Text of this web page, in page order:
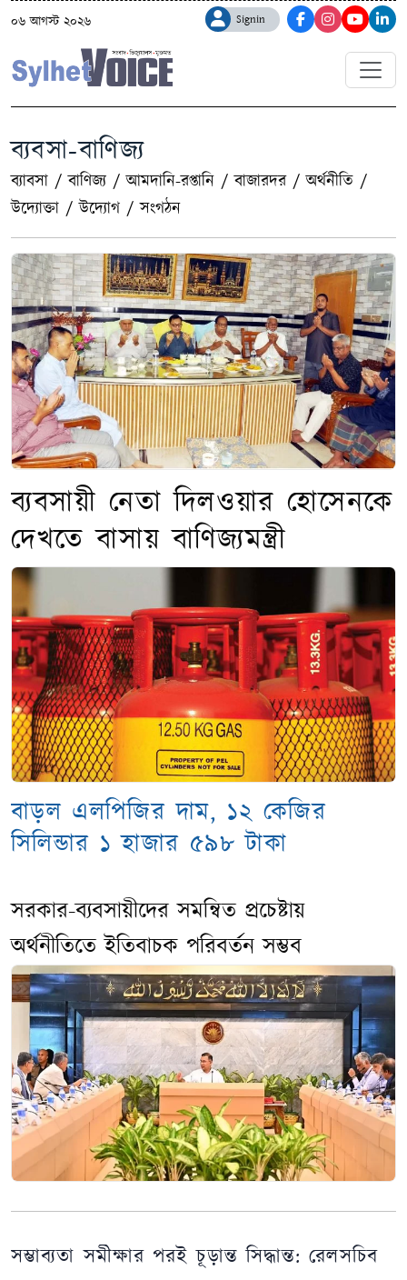
০৬ আগস্ট ২০২৬ Signin
ব্যবসা-বাণিজ্য
ব্যাবসা /বাণিজ্য /আমদানি-রপ্তানি /বাজারদর/অর্থনীতি /
উদ্যোক্তা /উদ্যোগ /সংগঠন
ব্যবসায়ী নেতা দিলওয়ার হোসেনকে
দেখতে বাসায় বাণিজ্যমন্ত্রী
বাড়ল এলপিজির দাম, ১২ কেজির
সিলিন্ডার ১ হাজার ৫৯৮ টাকা
সরকার-ব্যবসায়ীদের সমন্বিত প্রচেষ্টায়
অর্থনীতিতে ইতিবাচক পরিবর্তন সম্ভব
সম্ভাব্যতা সমীক্ষার পরই চূড়ান্ত সিদ্ধান্ত: রেলসচিব